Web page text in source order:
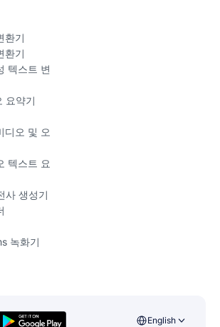
환기
환기
텍스트 변
요약기
디오 및 오
텍스트 요
사 생성기
녹화기
English